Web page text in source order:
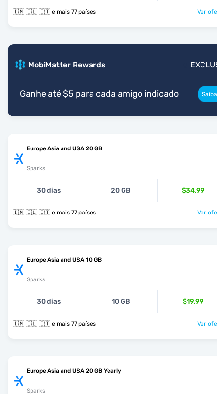
🇮🇲 🇮🇱 🇮🇹 e mais 77 países Ver
MobiMatter Rewards
Ganhe até $5 para cada amigo indicado
Europe Asia and USA 20 GB
Sparks
30 dias 20 GB $34.99
🇮🇲 🇮🇱 🇮🇹 e mais 77 países Ver
Europe Asia and USA 10 GB
Sparks
30 dias 10 GB $19.99
🇮🇲 🇮🇱 🇮🇹 e mais 77 países Ver
Europe Asia and USA 20 GB Yearly
Sparks